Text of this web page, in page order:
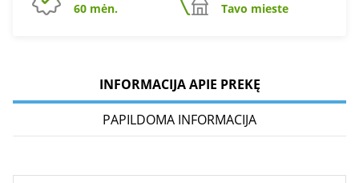
60 mėn.
Tavo mieste
INFORMACIJA APIE PREKĘ
PAPILDOMA INFORMACIJA